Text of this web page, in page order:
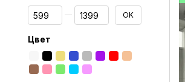
От Цена, грн
До Цена, грн OK
Цвет